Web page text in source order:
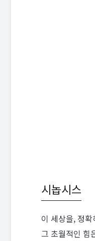
시놉시스
이 세상을, 정
그 초월적인 힘